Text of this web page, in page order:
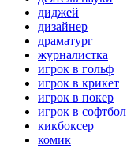
диджей
дизайнер
драматург
журналистка
игрок в гольф
игрок в крикет
игрок в покер
игрок в софтбол
кикбоксер
комик